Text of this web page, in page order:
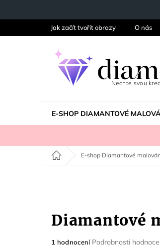
Jak začít tvořit obrazy O nás
E-SHOP DIAMANTOVÉ
Domů E-shop Diamantové
Diamantové
Průměrné
1 hodnocení Podrobnosti